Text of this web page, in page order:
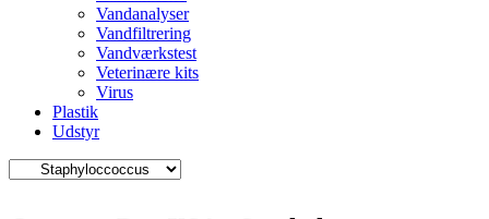
Vandanalyser
Vandfiltrering
Vandværkstest
Veterinære kits
Virus
Plastik
Udstyr